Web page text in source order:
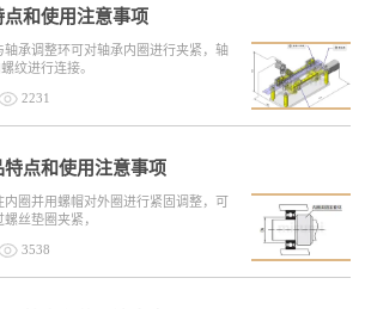
和使用注意事项
承调整环可对轴承内圈进行夹紧，轴
纹进行连接。
2231
点和使用注意事项
圈并用螺帽对外圈进行紧固调整，可
丝垫圈夹紧，
3538